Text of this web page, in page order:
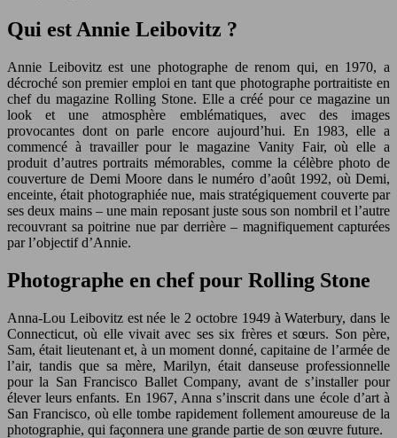
Qui est Annie Leibovitz ?
Annie Leibovitz est une photographe de renom qui, en 1970, a
décroché son premier emploi en tant que photographe portraitiste en
chef du magazine Rolling Stone. Elle a créé pour ce magazine un
look et une atmosphère emblématiques, avec des images
provocantes dont on parle encore aujourd’hui. En 1983, elle a
commencé à travailler pour le magazine Vanity Fair, où elle a
produit d’autres portraits mémorables, comme la célèbre photo de
couverture de Demi Moore dans le numéro d’août 1992, où Demi,
enceinte, était photographiée nue, mais stratégiquement couverte par
ses deux mains – une main reposant juste sous son nombril et l’autre
recouvrant sa poitrine nue par derrière – magnifiquement capturées
par l’objectif d’Annie.
Photographe en chef pour Rolling Stone
Anna-Lou Leibovitz est née le 2 octobre 1949 à Waterbury, dans le
Connecticut, où elle vivait avec ses six frères et sœurs. Son père,
Sam, était lieutenant et, à un moment donné, capitaine de l’armée de
l’air, tandis que sa mère, Marilyn, était danseuse professionnelle
pour la San Francisco Ballet Company, avant de s’installer pour
élever leurs enfants. En 1967, Anna s’inscrit dans une école d’art à
San Francisco, où elle tombe rapidement follement amoureuse de la
photographie, qui façonnera une grande partie de son œuvre future.